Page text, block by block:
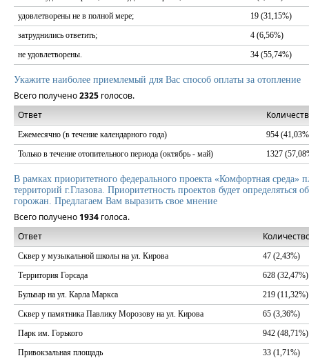
удовлетворены не в полной мере;
19 (31,15%)
затруднились ответить;
4 (6,56%)
не удовлетворены.
34 (55,74%)
Укажите наиболее приемлемый для Вас способ оплаты за отопление
Всего получено2325 голосов.
Ответ
Ежемесячно (в течение календарного года)
954
Только в течение отопительного периода (октябрь - май)
1327
В рамках приоритетного федерального проекта «Комфортная среда»
территорий г.Глазова. Приоритетность проектов будет
горожан. Предлагаем Вам выразить свое мнение
Всего получено1934 голоса.
Ответ
Сквер у музыкальной школы на ул. Кирова
47 (2,43%)
Территория Горсада
628 (32,47%)
Бульвар на ул. Карла Марксa
219 (11,32%)
Сквер у памятника Павлику Морозову на ул. Кирова
65 (3,36%)
Парк им. Горького
942 (48,71%)
Привокзальная площадь
33 (1,71%)